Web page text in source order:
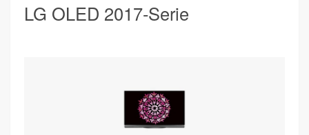
LG OLED 2017-Serie